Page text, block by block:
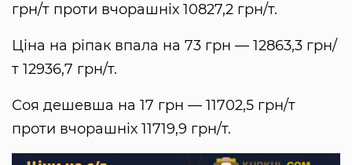
грн/т проти вчорашніх 10827,2 грн/т.
Ціна на ріпак впала на 73 грн — 12863,3 грн/
т 12936,7 грн/т.
Соя дешевша на 17 грн — 11702,5 грн/т
проти вчорашніх 11719,9 грн/т.